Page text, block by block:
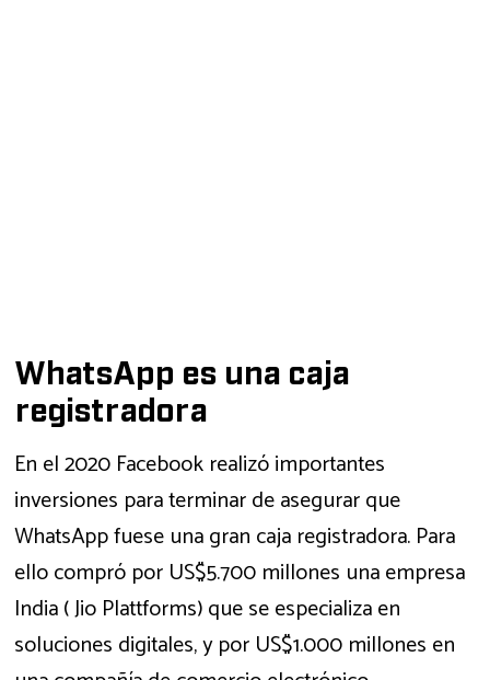
WhatsApp es una caja
registradora
En el 2020 Facebook realizó importantes
inversiones para terminar de asegurar que
WhatsApp fuese una gran caja registradora. Para
ello compró por US$5.700 millones una empresa
India ( Jio Plattforms) que se especializa en
soluciones digitales, y por US$1.000 millones en